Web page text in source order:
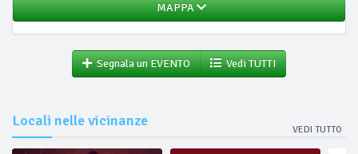
MAPPA
Segnala un EVENTO Vedi TUTTI
Locali nelle vicinanze
VEDI TUTTO